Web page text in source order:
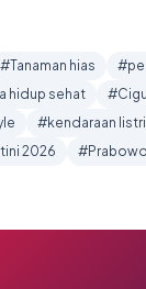
#Tanaman hias
hidup sehat
#kendaraan
2026